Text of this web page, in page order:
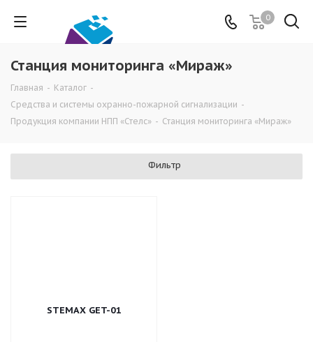
0
Станция мониторинга «Мираж»
Главная - Каталог -
Средства и системы охранно-пожарной сигнализации -
Продукция компании НПП «Стелс» - Станция мониторинга «Мираж»
Фильтр
STEMAX GET-01